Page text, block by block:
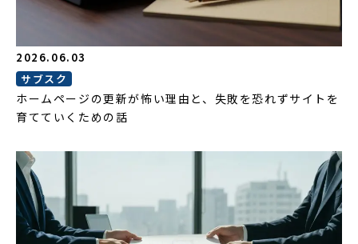
2026.06.03
サブスク
ホームページの更新が怖い理由と、失敗を恐れずサイトを
育てていくための話